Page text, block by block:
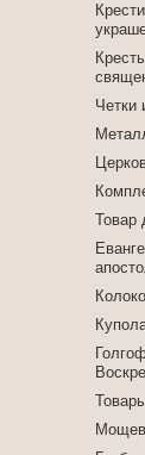
Четки
Товар